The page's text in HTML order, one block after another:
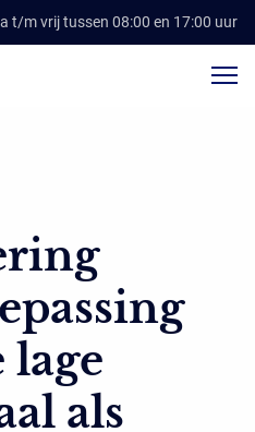
t/m vrij tussen 08:00 en 17:00 uur
lage
als